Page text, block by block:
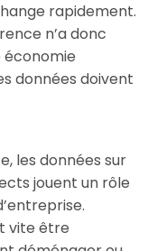
rapidement.
n’a donc
économie
données doivent
les données sur
jouent un rôle
vite être